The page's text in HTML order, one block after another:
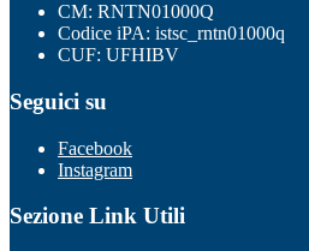
CM: RNTN01000Q
Codice iPA: istsc_rntn01000q
CUF: UFHIBV
Seguici su
Facebook
Instagram
Sezione Link Utili